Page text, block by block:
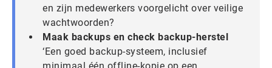
en zijn medewerkers voorgelicht over veilige
wachtwoorden?
Maak backups en check backup-herstel
‘Een goed backup-systeem, inclusief